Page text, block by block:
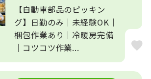
【自動車部品のピッキン
グ】日勤のみ｜未経験OK｜
梱包作業あり｜冷暖房完備
｜コツコツ作業...